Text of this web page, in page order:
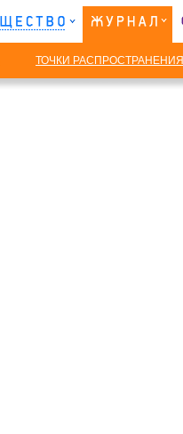
ТОЧКИ РАСПРОСТРАНЕНИЯ